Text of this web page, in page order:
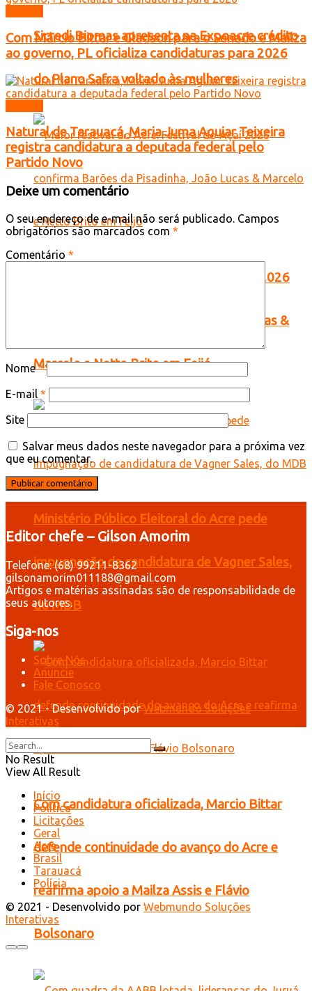
Sicredi Biomas apresenta na Expoacre crédito
do Plano Safra voltado às mulheres
Maior festival do Acre: Festival do Açaí 2026
confirma Barões da Pisadinha, João Lucas &
Marcelo e Netto Brito em Feijó
Ministério Público Eleitoral do Acre pede
impugnação de candidatura de Vagner Sales,
do MDB
Com candidatura oficializada, Marcio Bittar
defende continuidade do avanço do Acre e
reafirma apoio a Mailza Assis e Flávio
Bolsonaro
Com Márcio Bittar e Gladson para o Senado e Mailza
ao governo, PL oficializa candidaturas para 2026
Natural de Tarauacá, Maria Juma Aguiar Teixeira
registra candidatura a deputada federal pelo
Partido Novo
Deixe um comentário
O seu endereço de e-mail não será publicado. Campos
obrigatórios são marcados com *
Comentário *
Nome*
E-mail *
Site
Salvar meus dados neste navegador para a próxima vez
que eu comentar.
Editor chefe – Gilson Amorim
Telefone: (68) 99211-8362
gilsonamorim011188@gmail.com
Artigos e matérias assinadas são de responsabilidade de
seus autores.
Siga-nos
Sobre Nós
Anuncie
Fale Conosco
© 2021 - Desenvolvido porWebmundo Soluções
Interativas
No Result
View All Result
Início
Política
Licitações
Geral
Acre
Brasil
Tarauacá
Polícia
© 2021 - Desenvolvido por Webmundo Soluções
Interativas